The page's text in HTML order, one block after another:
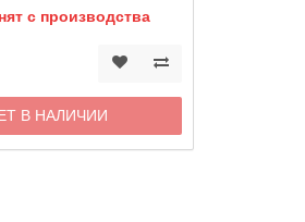
с производства
В НАЛИЧИИ